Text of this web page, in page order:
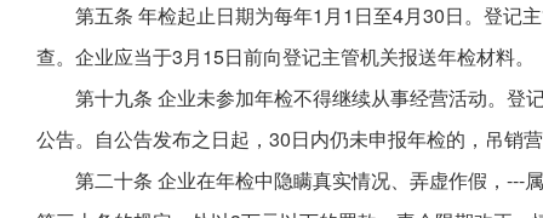
第五条 年检起止日期为每年1月1日至4月30日。登记
查。企业应当于3月15日前向登记主管机关报送年检材料。
第十九条 企业未参加年检不得继续从事经营活动。登
公告。自公告发布之日起，30日内仍未申报年检的，吊销
第二十条 企业在年检中隐瞒真实情况、弄虚作假，---